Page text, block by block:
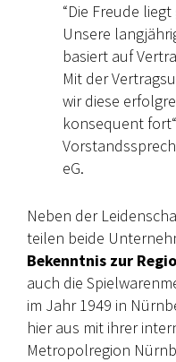
“Die Freude
Unsere
basiert auf
Mit der
wir diese
konsequent
eG.
Neben der
teilen beide
Bekenntnis zur
auch die
im Jahr 1949 in
hier aus mit ihrer
Metropolregion